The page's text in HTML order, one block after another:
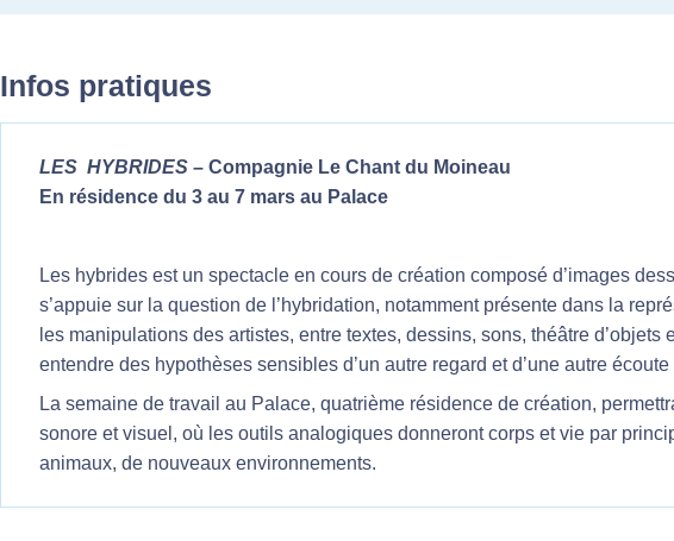
Infos pratiques
LES HYBRIDES– Compagnie Le Chant du Moineau
En résidence du 3 au 7 mars au Palace
Les hybrides est un spectacle en cours de création composé d’images
s’appuie sur la question de l’hybridation, notamment présente dans la
les manipulations des artistes, entre textes, dessins, sons, théâtre
entendre des hypothèses sensibles d’un autre regard et d’une autre
La semaine de travail au Palace, quatrième résidence de création,
sonore et visuel, où les outils analogiques donneront corps et vie par
animaux, de nouveaux environnements.